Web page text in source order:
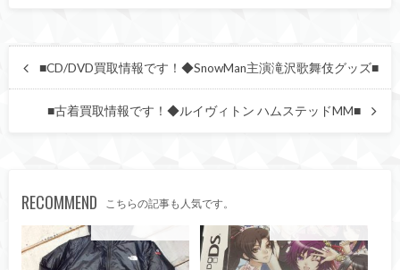
■CD/DVD買取情報です！◆SnowMan主演滝沢歌舞伎グッズ■
■古着買取情報です！◆ルイヴィトン ハムステッドMM■
RECOMMEND こちらの記事も人気です。